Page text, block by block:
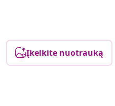
Įkelkite nuotrauką